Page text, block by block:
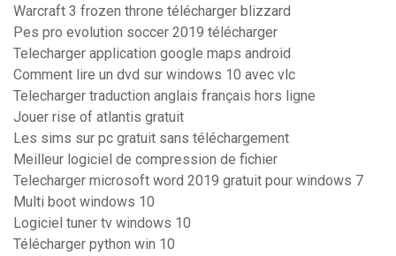
Warcraft 3 frozen throne télécharger blizzard
Pes pro evolution soccer 2019 télécharger
Telecharger application google maps android
Comment lire un dvd sur windows 10 avec vlc
Telecharger traduction anglais français hors ligne
Jouer rise of atlantis gratuit
Les sims sur pc gratuit sans téléchargement
Meilleur logiciel de compression de fichier
Telecharger microsoft word 2019 gratuit pour windows 7
Multi boot windows 10
Logiciel tuner tv windows 10
Télécharger python win 10